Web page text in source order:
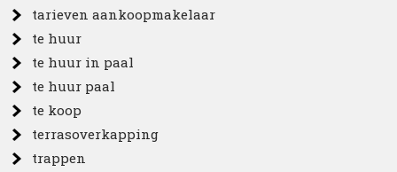
tarieven aankoopmakelaar
te huur
te huur in paal
te huur paal
te koop
terrasoverkapping
trappen